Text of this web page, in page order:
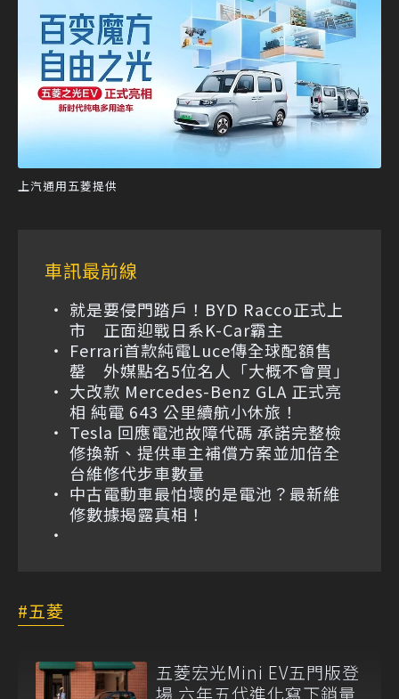
上汽通用五菱提供
車訊最前線
就是要侵門踏戶！BYD Racco正式上
市 正面迎戰日系K-Car霸主
Ferrari首款純電Luce傳全球配額售
罄 外媒點名5位名人「大概不會買」
大改款 Mercedes-Benz GLA 正式亮
相 純電 643 公里續航小休旅！
Tesla 回應電池故障代碼 承諾完整檢
修換新、提供車主補償方案並加倍全
台維修代步車數量
中古電動車最怕壞的是電池？最新維
修數據揭露真相！
五菱
五菱宏光Mini EV五門版登
場 六年五代進化寫下銷量